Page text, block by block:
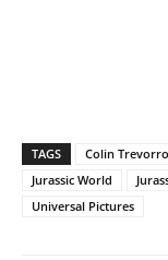
TAGS Colin
Jurassic World
Universal Pictures